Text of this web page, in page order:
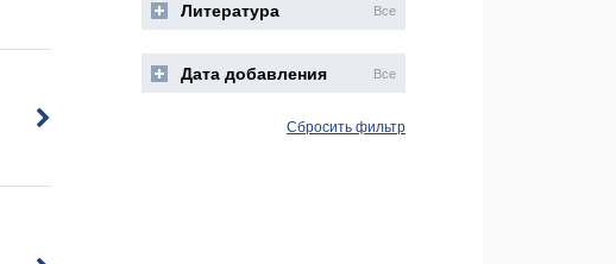
Литература Все
Дата добавления Все
Сбросить фильтр